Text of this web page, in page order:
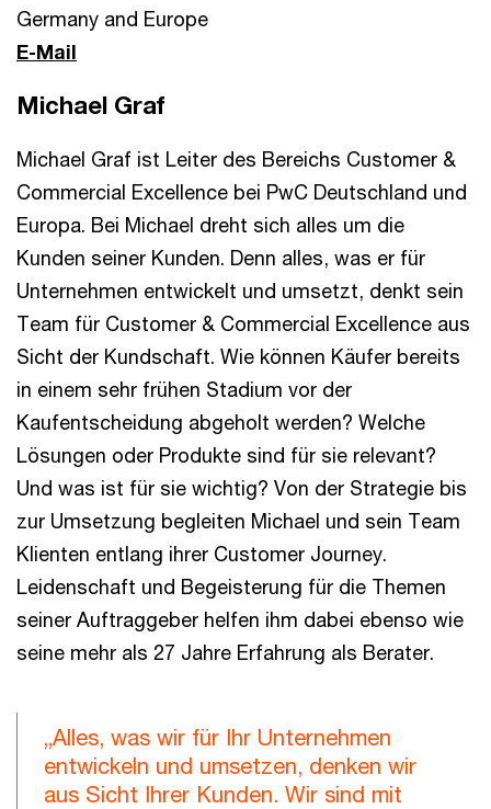
Germany and Europe
E-Mail
Michael Graf
Michael Graf ist Leiter des Bereichs Customer &
Commercial Excellence bei PwC Deutschland und
Europa. Bei Michael dreht sich alles um die
Kunden seiner Kunden. Denn alles, was er für
Unternehmen entwickelt und umsetzt, denkt sein
Team für Customer & Commercial Excellence aus
Sicht der Kundschaft. Wie können Käufer bereits
in einem sehr frühen Stadium vor der
Kaufentscheidung abgeholt werden? Welche
Lösungen oder Produkte sind für sie relevant?
Und was ist für sie wichtig? Von der Strategie bis
zur Umsetzung begleiten Michael und sein Team
Klienten entlang ihrer Customer Journey.
Leidenschaft und Begeisterung für die Themen
seiner Auftraggeber helfen ihm dabei ebenso wie
seine mehr als 27 Jahre Erfahrung als Berater.
„Alles, was wir für Ihr Unternehmen
entwickeln und umsetzen, denken wir
aus Sicht Ihrer Kunden. Wir sind mit